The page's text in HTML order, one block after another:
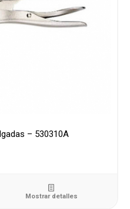
– 530310A
Mostrar detalles